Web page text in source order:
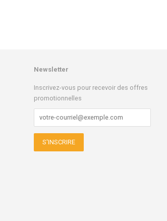
Newsletter
Inscrivez-vous pour recevoir des offres
promotionnelles